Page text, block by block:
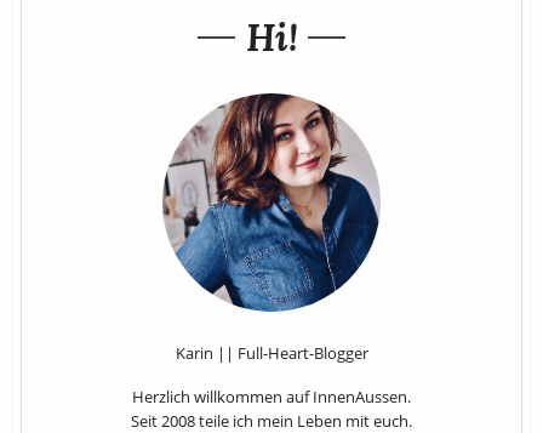
Hi!
Karin || Full-Heart-Blogger
Herzlich willkommen auf InnenAussen.
Seit 2008 teile ich mein Leben mit euch.